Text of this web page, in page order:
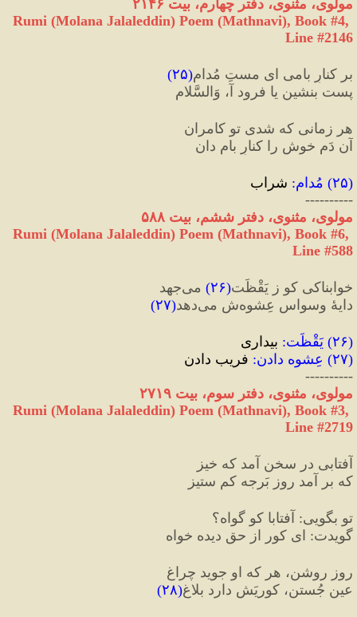
مولوی، مثنوی، دفتر چهارم، بیت ۲۱۴۶
Rumi (Molana Jalaleddin) Poem (Mathnavi), Book #4,
Line #2146
بر کنارِ بامی ای مستِ مُدام(۲۵)
پست بنشین یا فرود آ، وَالسَّلام
هر زمانی که شدی تو کامران
آن دَمِ خوش را کنارِ بام دان
(۲۵) مُدام: شراب
----------
مولوی، مثنوی، دفتر ششم، بیت ۵۸۸
Rumi (Molana Jalaleddin) Poem (Mathnavi), Book #6,
Line #588
خوابناکی کو ز یَقْظَت(۲۶) می‌جهد
دایهٔ وسواس عِشوه‌ش می‌دهد
(۲۷)
(۲۶) یَقْظَت: بیداری
(۲۷) عِشوه‌ دادن : فریب دادن
----------
مولوی، مثنوی، دفتر سوم، بیت ۲۷۱۹
Rumi (Molana Jalaleddin) Poem (Mathnavi), Book #3,
Line #2719
آفتابی در سخن آمد که خیز
که بر آمد روز بَرجه کم ستیز
تو بگویی: آفتابا کو گواه؟
گویدت: ای کور از حق دیده خواه
روز روشن، هر که او جوید چراغ
عین جُستن، کوریَش دارد بلاغ(۲۸)